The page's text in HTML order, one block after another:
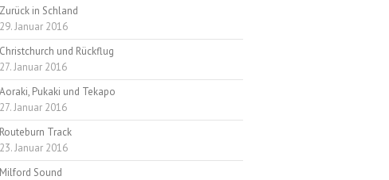
Zurück in Schland
29. Januar 2016
Christchurch und Rückflug
27. Januar 2016
Aoraki, Pukaki und Tekapo
27. Januar 2016
Routeburn Track
23. Januar 2016
Milford Sound